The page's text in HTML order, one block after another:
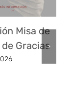
Misa de
Gracias